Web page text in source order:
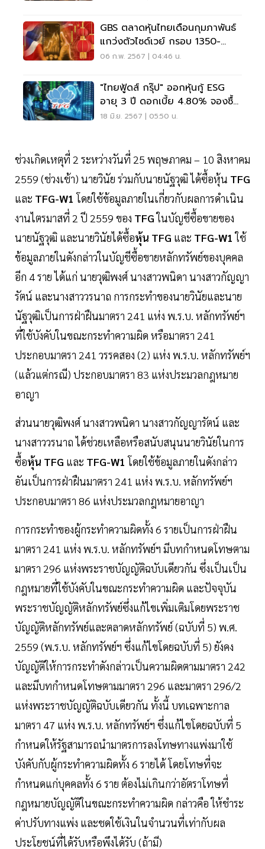
GBS ตลาดหุ้นไทยเดือนกุมภาพันธ์
แกว่งตัวไซด์เวย์ กรอบ 1350-
1400 จุด
06 ก.พ. 2567 | 04:46 น.
"ไทยฟู้ดส์ กรุ๊ป" ออกหุ้นกู้ ESG
อายุ 3 ปี ดอกเบี้ย 4.80% จองซื้อ
23-25 ก.ค.นี้
18 มิ.ย. 2567 | 05:50 น.
ช่วงเกิดเหตุที่ 2 ระหว่างวันที่ 25 พฤษภาคม – 10 สิงหาคม
2559 (ช่วงเช้า) นายวินัย ร่วมกับนายนัฐวุฒิ ได้ซื้อหุ้น TFG
และ TFG-W1 โดยใช้ข้อมูลภายในเกี่ยวกับผลการดำเนิน
งานไตรมาสที่ 2 ปี 2559 ของ TFGในบัญชีซื้อขายของ
นายนัฐวุฒิ และนายวินัยได้ซื้อหุ้น TFG และ TFG-W1ใช้
ข้อมูลภายในดังกล่าวในบัญชีซื้อขายหลักทรัพย์ของบุคคล
อีก 4 ราย ได้แก่ นายวุฒิพงศ์ นางสาวพนิดา นางสาวกัญญา
รัตน์ และนางสาววรนาถ การกระทำของนายวินัยและนาย
นัฐวุฒิเป็นการฝ่าฝืนมาตรา 241 แห่ง พ.ร.บ. หลักทรัพย์ฯ
ที่ใช้บังคับในขณะกระทำความผิด หรือมาตรา 241
ประกอบมาตรา 241 วรรคสอง (2) แห่ง พ.ร.บ. หลักทรัพย์ฯ
(แล้วแต่กรณี) ประกอบมาตรา 83 แห่งประมวลกฎหมาย
อาญา
ส่วนนายวุฒิพงศ์ นางสาวพนิดา นางสาวกัญญารัตน์ และ
นางสาววรนาถ ได้ช่วยเหลือหรือสนับสนุนนายวินัยในการ
ซื้อหุ้น TFG และ TFG-W1โดยใช้ข้อมูลภายในดังกล่าว
อันเป็นการฝ่าฝืนมาตรา 241 แห่ง พ.ร.บ. หลักทรัพย์ฯ
ประกอบมาตรา 86 แห่งประมวลกฎหมายอาญา
การกระทำของผู้กระทำความผิดทั้ง 6 รายเป็นการฝ่าฝืน
มาตรา 241 แห่ง พ.ร.บ. หลักทรัพย์ฯ มีบทกำหนดโทษตาม
มาตรา 296 แห่งพระราชบัญญัติฉบับเดียวกัน ซึ่งเป็นเป็น
กฎหมายที่ใช้บังคับในขณะกระทำความผิด และปัจจุบัน
พระราชบัญญัติหลักทรัพย์ซึ่งแก้ไขเพิ่มเติมโดยพระราช
บัญญัติหลักทรัพย์และตลาดหลักทรัพย์ (ฉบับที่ 5) พ.ศ.
2559 (พ.ร.บ. หลักทรัพย์ฯ ซึ่งแก้ไขโดยฉบับที่ 5) ยังคง
บัญญัติให้การกระทำดังกล่าวเป็นความผิดตามมาตรา 242
และมีบทกำหนดโทษตามมาตรา 296 และมาตรา 296/2
แห่งพระราชบัญญัติฉบับเดียวกัน ทั้งนี้ บทเฉพาะกาล
มาตรา 47 แห่ง พ.ร.บ. หลักทรัพย์ฯ ซึ่งแก้ไขโดยฉบับที่ 5
กำหนดให้รัฐสามารถนำมาตรการลงโทษทางแพ่งมาใช้
บังคับกับผู้กระทำความผิดทั้ง 6 รายได้ โดยโทษที่จะ
กำหนดแก่บุคคลทั้ง 6 ราย ต้องไม่เกินกว่าอัตราโทษที่
กฎหมายบัญญัติในขณะกระทำความผิด กล่าวคือ ให้ชำระ
ค่าปรับทางแพ่ง และชดใช้เงินในจำนวนที่เท่ากับผล
ประโยชน์ที่ได้รับหรือพึงได้รับ (ถ้ามี)